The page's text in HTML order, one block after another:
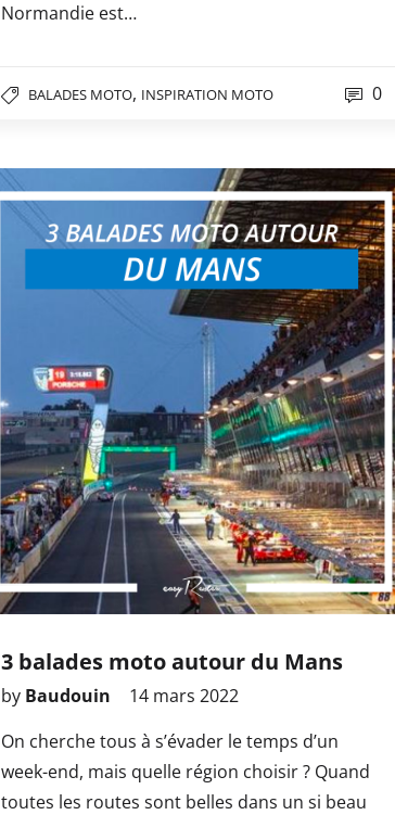
Normandie est…
BALADES MOTO, INSPIRATION MOTO 0
3 balades moto autour du Mans
by Baudouin
14 mars 2022
On cherche tous à s’évader le temps d’un
week-end, mais quelle région choisir ? Quand
toutes les routes sont belles dans un si beau